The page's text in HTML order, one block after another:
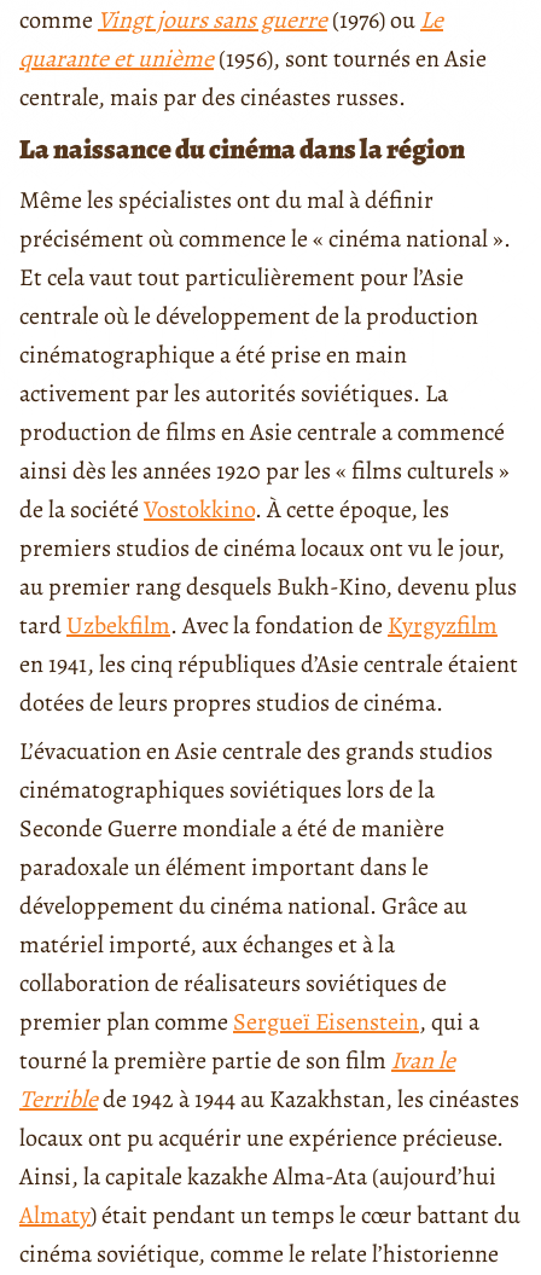
commeVingt jours sans guerre(1976) ouLe
quarante et unième(1956), sont tournés en Asie
centrale, mais par des cinéastes russes.
La naissance du cinéma dans la région
Même les spécialistes ont du mal à définir
précisément où commence le « cinéma national ».
Et cela vaut tout particulièrement pour l’Asie
centrale où le développement de la production
cinématographique a été prise en main
activement par les autorités soviétiques. La
production de films en Asie centrale a commencé
ainsi dès les années 1920 par les « films culturels »
de la sociétéVostokkino. À cette époque, les
premiers studios de cinéma locaux ont vu le jour,
au premier rang desquels Bukh-Kino, devenu plus
tardUzbekfilm. Avec la fondation deKyrgyzfilm
en 1941, les cinq républiques d’Asie centrale étaient
dotées de leurs propres studios de cinéma.
L’évacuation en Asie centrale des grands studios
cinématographiques soviétiques lors de la
Seconde Guerre mondiale a été de manière
paradoxale un élément important dans le
développement du cinéma national. Grâce au
matériel importé, aux échanges et à la
collaboration de réalisateurs soviétiques de
premier plan commeSergueï Eisenstein, qui a
tourné la première partie de son filmIvan le
Terriblede 1942 à 1944 au Kazakhstan, les cinéastes
locaux ont pu acquérir une expérience précieuse.
Ainsi, la capitale kazakhe Alma-Ata (aujourd’hui
Almaty) était pendant un temps le cœur battant du
cinéma soviétique, comme le relate l’historienne